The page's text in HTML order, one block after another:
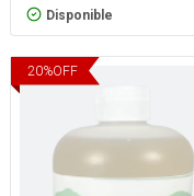
Disponible
20%OFF